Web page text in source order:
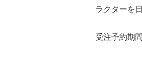
ラクターを
受注予約期